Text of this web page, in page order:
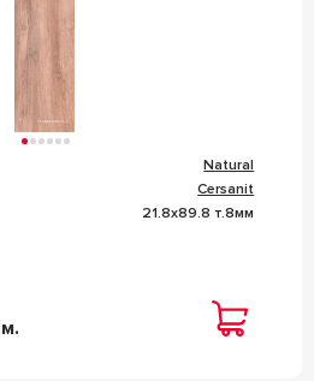
Natural
Cersanit
21.8x89.8 т.8мм